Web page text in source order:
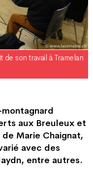
de son travail à Tramelan
aux Breuleux et
Marie Chaignat,
avec des
entre autres.